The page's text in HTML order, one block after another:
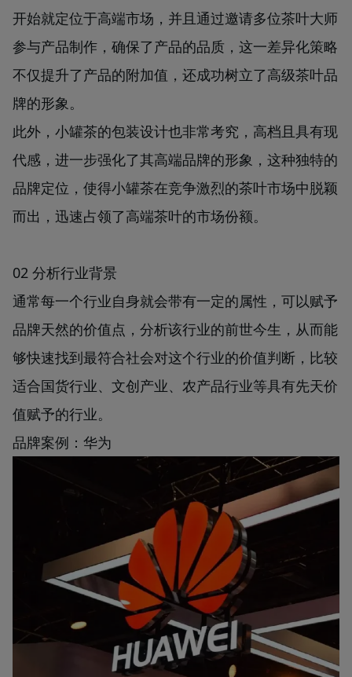
开始就定位于高端市场，并且通过邀请多位茶叶大师
参与产品制作，确保了产品的品质，这一差异化策略
不仅提升了产品的附加值，还成功树立了高级茶叶品
牌的形象。
此外，小罐茶的包装设计也非常考究，高档且具有现
代感，进一步强化了其高端品牌的形象，这种独特的
品牌定位，使得小罐茶在竞争激烈的茶叶市场中脱颖
而出，迅速占领了高端茶叶的市场份额。
02 分析行业背景
通常每一个行业自身就会带有一定的属性，可以赋予
品牌天然的价值点，分析该行业的前世今生，从而能
够快速找到最符合社会对这个行业的价值判断，比较
适合国货行业、文创产业、农产品行业等具有先天价
值赋予的行业。
品牌案例：华为